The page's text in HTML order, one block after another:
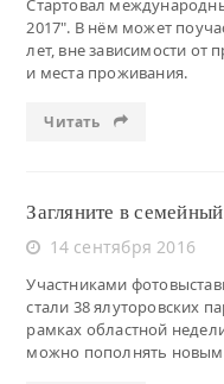
2017". В нём может
лет, вне зависимости
и места проживания.
Читать
Загляните в
14 сентября 2016
Участниками
стали 38 ялуторовских
рамках областной
можно пополнять